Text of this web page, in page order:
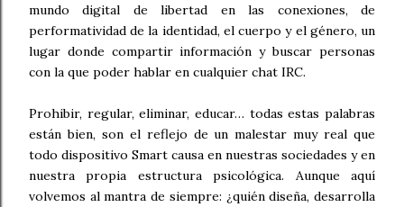
mundo digital de libertad en las conexiones, de
performatividad de la identidad, el cuerpo y el género, un
lugar donde compartir información y buscar personas
con la que poder hablar en cualquier chat IRC.
Prohibir, regular, eliminar, educar… todas estas palabras
están bien, son el reflejo de un malestar muy real que
todo dispositivo Smart causa en nuestras sociedades y en
nuestra propia estructura psicológica. Aunque aquí
volvemos al mantra de siempre: ¿quién diseña, desarrolla